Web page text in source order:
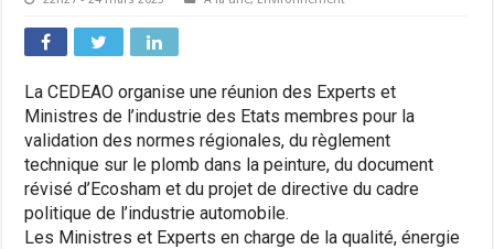
La CEDEAO organise une réunion des Experts et
Ministres de l’industrie des Etats membres pour la
validation des normes régionales, du règlement
technique sur le plomb dans la peinture, du document
révisé d’Ecosham et du projet de directive du cadre
politique de l’industrie automobile.
Les Ministres et Experts en charge de la qualité, énergie